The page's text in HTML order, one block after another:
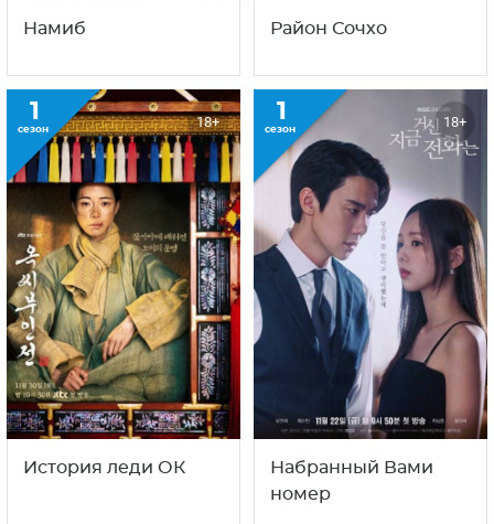
Намиб Район Сочхо
1
сезон 18+
История леди ОК
1
сезон 18+
Набранный Вами
номер